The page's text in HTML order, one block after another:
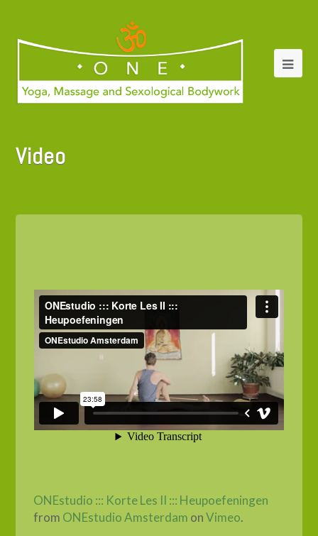
Video
ONEstudio ::: Korte Les II ::: Heupoefeningen
from ONEstudio Amsterdam onVimeo.